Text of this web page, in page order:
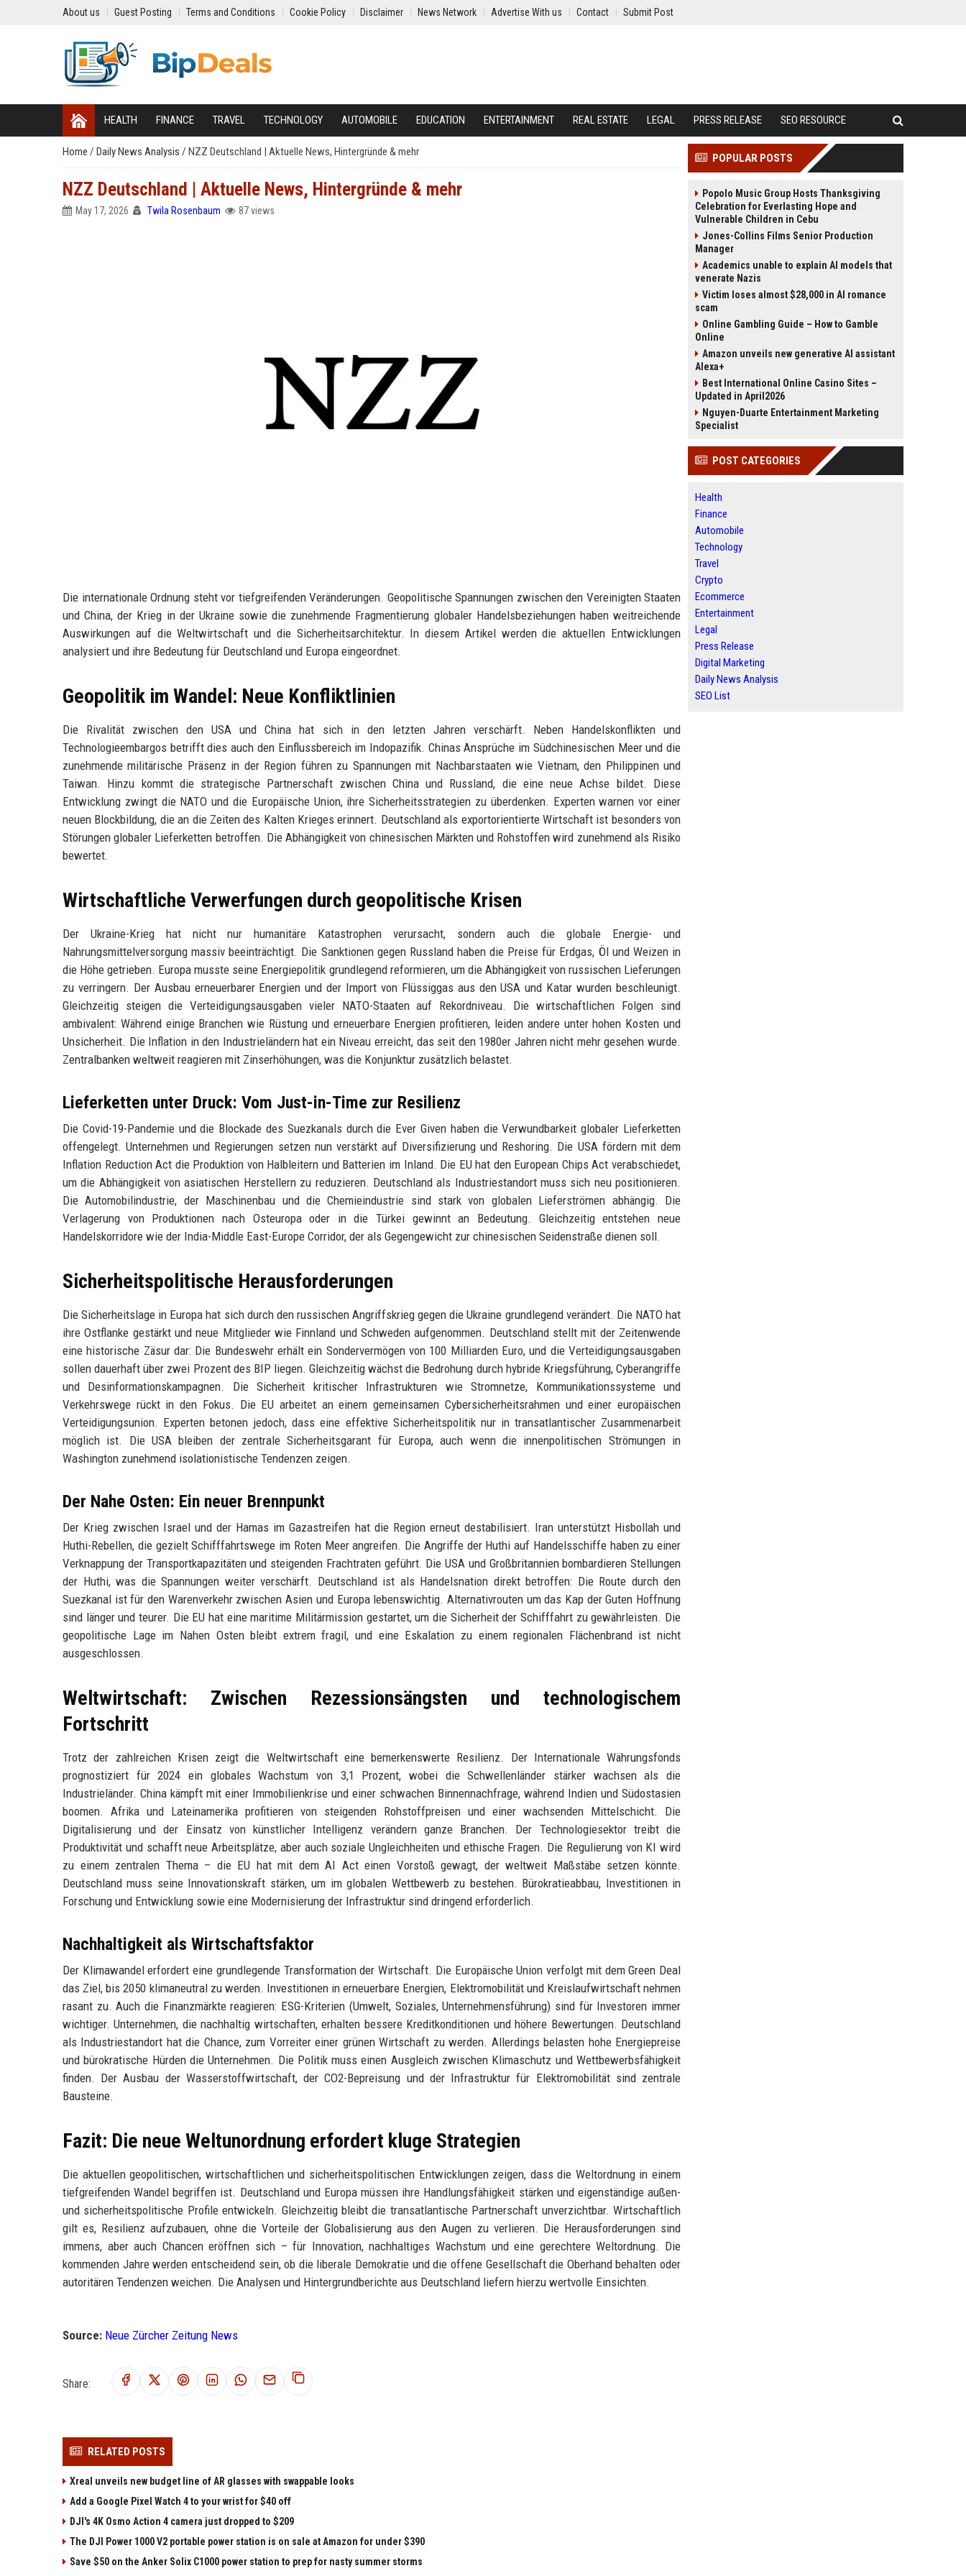
About us Guest Posting Terms and Conditions Cookie Policy Disclaimer News Network Advertise With us Contact Submit Post
HEALTH FINANCE TRAVEL TECHNOLOGY AUTOMOBILE EDUCATION ENTERTAINMENT REAL ESTATE LEGAL PRESS RELEASE SEO RESOURCE
Home / Daily News Analysis / NZZ Deutschland | Aktuelle News, Hintergründe & mehr
NZZ Deutschland | Aktuelle News, Hintergründe & mehr
May 17, 2026 Twila Rosenbaum 87 views
Die internationale Ordnung steht vor tiefgreifenden Veränderungen. Geopolitische Spannungen zwischen den Vereinigten Staaten
und China, der Krieg in der Ukraine sowie die zunehmende Fragmentierung globaler Handelsbeziehungen haben weitreichende
Auswirkungen auf die Weltwirtschaft und die Sicherheitsarchitektur. In diesem Artikel werden die aktuellen Entwicklungen
analysiert und ihre Bedeutung für Deutschland und Europa eingeordnet.
Geopolitik im Wandel: Neue Konfliktlinien
Die Rivalität zwischen den USA und China hat sich in den letzten Jahren verschärft. Neben Handelskonflikten und
Technologieembargos betrifft dies auch den Einflussbereich im Indopazifik. Chinas Ansprüche im Südchinesischen Meer und die
zunehmende militärische Präsenz in der Region führen zu Spannungen mit Nachbarstaaten wie Vietnam, den Philippinen und
Taiwan. Hinzu kommt die strategische Partnerschaft zwischen China und Russland, die eine neue Achse bildet. Diese
Entwicklung zwingt die NATO und die Europäische Union, ihre Sicherheitsstrategien zu überdenken. Experten warnen vor einer
neuen Blockbildung, die an die Zeiten des Kalten Krieges erinnert. Deutschland als exportorientierte Wirtschaft ist besonders von
Störungen globaler Lieferketten betroffen. Die Abhängigkeit von chinesischen Märkten und Rohstoffen wird zunehmend als Risiko
bewertet.
Wirtschaftliche Verwerfungen durch geopolitische Krisen
Der Ukraine-Krieg hat nicht nur humanitäre Katastrophen verursacht, sondern auch die globale Energie- und
Nahrungsmittelversorgung massiv beeinträchtigt. Die Sanktionen gegen Russland haben die Preise für Erdgas, Öl und Weizen in
die Höhe getrieben. Europa musste seine Energiepolitik grundlegend reformieren, um die Abhängigkeit von russischen Lieferungen
zu verringern. Der Ausbau erneuerbarer Energien und der Import von Flüssiggas aus den USA und Katar wurden beschleunigt.
Gleichzeitig steigen die Verteidigungsausgaben vieler NATO-Staaten auf Rekordniveau. Die wirtschaftlichen Folgen sind
ambivalent: Während einige Branchen wie Rüstung und erneuerbare Energien profitieren, leiden andere unter hohen Kosten und
Unsicherheit. Die Inflation in den Industrieländern hat ein Niveau erreicht, das seit den 1980er Jahren nicht mehr gesehen wurde.
Zentralbanken weltweit reagieren mit Zinserhöhungen, was die Konjunktur zusätzlich belastet.
Lieferketten unter Druck: Vom Just-in-Time zur Resilienz
Die Covid-19-Pandemie und die Blockade des Suezkanals durch die Ever Given haben die Verwundbarkeit globaler Lieferketten
offengelegt. Unternehmen und Regierungen setzen nun verstärkt auf Diversifizierung und Reshoring. Die USA fördern mit dem
Inflation Reduction Act die Produktion von Halbleitern und Batterien im Inland. Die EU hat den European Chips Act verabschiedet,
um die Abhängigkeit von asiatischen Herstellern zu reduzieren. Deutschland als Industriestandort muss sich neu positionieren.
Die Automobilindustrie, der Maschinenbau und die Chemieindustrie sind stark von globalen Lieferströmen abhängig. Die
Verlagerung von Produktionen nach Osteuropa oder in die Türkei gewinnt an Bedeutung. Gleichzeitig entstehen neue
Handelskorridore wie der India-Middle East-Europe Corridor, der als Gegengewicht zur chinesischen Seidenstraße dienen soll.
Sicherheitspolitische Herausforderungen
Die Sicherheitslage in Europa hat sich durch den russischen Angriffskrieg gegen die Ukraine grundlegend verändert. Die NATO hat
ihre Ostflanke gestärkt und neue Mitglieder wie Finnland und Schweden aufgenommen. Deutschland stellt mit der Zeitenwende
eine historische Zäsur dar: Die Bundeswehr erhält ein Sondervermögen von 100 Milliarden Euro, und die Verteidigungsausgaben
sollen dauerhaft über zwei Prozent des BIP liegen. Gleichzeitig wächst die Bedrohung durch hybride Kriegsführung, Cyberangriffe
und Desinformationskampagnen. Die Sicherheit kritischer Infrastrukturen wie Stromnetze, Kommunikationssysteme und
Verkehrswege rückt in den Fokus. Die EU arbeitet an einem gemeinsamen Cybersicherheitsrahmen und einer europäischen
Verteidigungsunion. Experten betonen jedoch, dass eine effektive Sicherheitspolitik nur in transatlantischer Zusammenarbeit
möglich ist. Die USA bleiben der zentrale Sicherheitsgarant für Europa, auch wenn die innenpolitischen Strömungen in
Washington zunehmend isolationistische Tendenzen zeigen.
Der Nahe Osten: Ein neuer Brennpunkt
Der Krieg zwischen Israel und der Hamas im Gazastreifen hat die Region erneut destabilisiert. Iran unterstützt Hisbollah und
Huthi-Rebellen, die gezielt Schifffahrtswege im Roten Meer angreifen. Die Angriffe der Huthi auf Handelsschiffe haben zu einer
Verknappung der Transportkapazitäten und steigenden Frachtraten geführt. Die USA und Großbritannien bombardieren Stellungen
der Huthi, was die Spannungen weiter verschärft. Deutschland ist als Handelsnation direkt betroffen: Die Route durch den
Suezkanal ist für den Warenverkehr zwischen Asien und Europa lebenswichtig. Alternativrouten um das Kap der Guten Hoffnung
sind länger und teurer. Die EU hat eine maritime Militärmission gestartet, um die Sicherheit der Schifffahrt zu gewährleisten. Die
geopolitische Lage im Nahen Osten bleibt extrem fragil, und eine Eskalation zu einem regionalen Flächenbrand ist nicht
ausgeschlossen.
Weltwirtschaft: Zwischen Rezessionsängsten und technologischem
Fortschritt
Trotz der zahlreichen Krisen zeigt die Weltwirtschaft eine bemerkenswerte Resilienz. Der Internationale Währungsfonds
prognostiziert für 2024 ein globales Wachstum von 3,1 Prozent, wobei die Schwellenländer stärker wachsen als die
Industrieländer. China kämpft mit einer Immobilienkrise und einer schwachen Binnennachfrage, während Indien und Südostasien
boomen. Afrika und Lateinamerika profitieren von steigenden Rohstoffpreisen und einer wachsenden Mittelschicht. Die
Digitalisierung und der Einsatz von künstlicher Intelligenz verändern ganze Branchen. Der Technologiesektor treibt die
Produktivität und schafft neue Arbeitsplätze, aber auch soziale Ungleichheiten und ethische Fragen. Die Regulierung von KI wird
zu einem zentralen Thema – die EU hat mit dem AI Act einen Vorstoß gewagt, der weltweit Maßstäbe setzen könnte.
Deutschland muss seine Innovationskraft stärken, um im globalen Wettbewerb zu bestehen. Bürokratieabbau, Investitionen in
Forschung und Entwicklung sowie eine Modernisierung der Infrastruktur sind dringend erforderlich.
Nachhaltigkeit als Wirtschaftsfaktor
Der Klimawandel erfordert eine grundlegende Transformation der Wirtschaft. Die Europäische Union verfolgt mit dem Green Deal
das Ziel, bis 2050 klimaneutral zu werden. Investitionen in erneuerbare Energien, Elektromobilität und Kreislaufwirtschaft nehmen
rasant zu. Auch die Finanzmärkte reagieren: ESG-Kriterien (Umwelt, Soziales, Unternehmensführung) sind für Investoren immer
wichtiger. Unternehmen, die nachhaltig wirtschaften, erhalten bessere Kreditkonditionen und höhere Bewertungen. Deutschland
als Industriestandort hat die Chance, zum Vorreiter einer grünen Wirtschaft zu werden. Allerdings belasten hohe Energiepreise
und bürokratische Hürden die Unternehmen. Die Politik muss einen Ausgleich zwischen Klimaschutz und Wettbewerbsfähigkeit
finden. Der Ausbau der Wasserstoffwirtschaft, der CO2-Bepreisung und der Infrastruktur für Elektromobilität sind zentrale
Bausteine.
Fazit: Die neue Weltunordnung erfordert kluge Strategien
Die aktuellen geopolitischen, wirtschaftlichen und sicherheitspolitischen Entwicklungen zeigen, dass die Weltordnung in einem
tiefgreifenden Wandel begriffen ist. Deutschland und Europa müssen ihre Handlungsfähigkeit stärken und eigenständige außen-
und sicherheitspolitische Profile entwickeln. Gleichzeitig bleibt die transatlantische Partnerschaft unverzichtbar. Wirtschaftlich
gilt es, Resilienz aufzubauen, ohne die Vorteile der Globalisierung aus den Augen zu verlieren. Die Herausforderungen sind
immens, aber auch Chancen eröffnen sich – für Innovation, nachhaltiges Wachstum und eine gerechtere Weltordnung. Die
kommenden Jahre werden entscheidend sein, ob die liberale Demokratie und die offene Gesellschaft die Oberhand behalten oder
autoritären Tendenzen weichen. Die Analysen und Hintergrundberichte aus Deutschland liefern hierzu wertvolle Einsichten.
Source: Neue Zürcher Zeitung News
Share:
RELATED POSTS
Xreal unveils new budget line of AR glasses with swappable looks
Add a Google Pixel Watch 4 to your wrist for $40 off
DJI's 4K Osmo Action 4 camera just dropped to $209
The DJI Power 1000 V2 portable power station is on sale at Amazon for under $390
Save $50 on the Anker Solix C1000 power station to prep for nasty summer storms
POPULAR POSTS
Popolo Music Group Hosts Thanksgiving
Celebration for Everlasting Hope and
Vulnerable Children in Cebu
Jones-Collins Films Senior Production
Manager
Academics unable to explain AI models that
venerate Nazis
Victim loses almost $28,000 in AI romance
scam
Online Gambling Guide – How to Gamble
Online
Amazon unveils new generative AI assistant
Alexa+
Best International Online Casino Sites –
Updated in April2026
Nguyen-Duarte Entertainment Marketing
Specialist
POST CATEGORIES
Health
Finance
Automobile
Technology
Travel
Crypto
Ecommerce
Entertainment
Legal
Press Release
Digital Marketing
Daily News Analysis
SEO List